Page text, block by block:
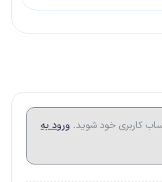
کاربری خود شوید. ورود به